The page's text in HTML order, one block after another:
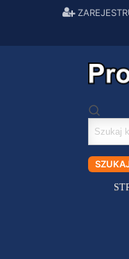
Szukaj
kuponów